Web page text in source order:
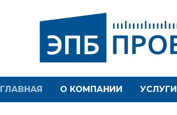
ГЛАВНАЯ О КОМПАНИИ УСЛУГИ